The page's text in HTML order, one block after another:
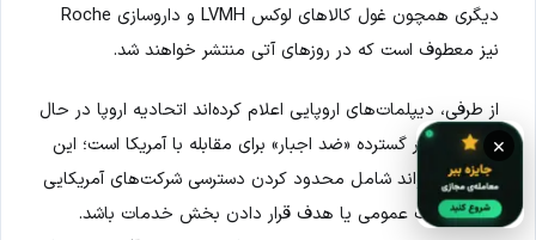
دیگری همچون غول کالاهای لوکس LVMH و داروسازی Roche
نیز معطوف است که در روزهای آتی منتشر خواهند شد.
از طرفی، دیپلمات‌های اروپایی اعلام کرده‌اند اتحادیه اروپا در حال
بررسی تدابیر گسترده «ضد اجبار» برای مقابله با آمریکا است؛ این
تدابیر می‌تواند شامل محدود کردن دسترسی شرکت‌های آمریکایی
به مناقصات عمومی یا هدف قرار دادن بخش خدمات باشد.
×